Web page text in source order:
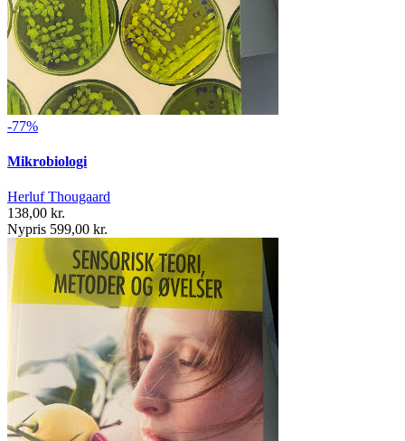
-77%
Mikrobiologi
Herluf Thougaard
138,00 kr.
Nypris 599,00 kr.